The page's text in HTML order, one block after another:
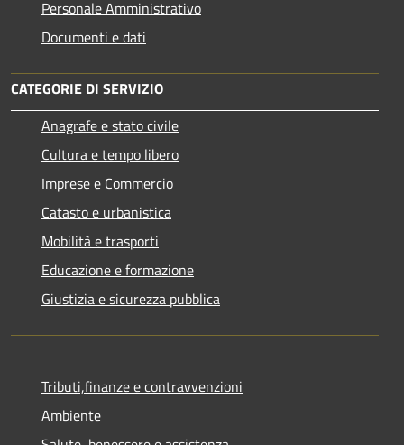
Personale Amministrativo
Documenti e dati
CATEGORIE DI SERVIZIO
Anagrafe e stato civile
Cultura e tempo libero
Imprese e Commercio
Catasto e urbanistica
Mobilità e trasporti
Educazione e formazione
Giustizia e sicurezza pubblica
Tributi,finanze e contravvenzioni
Ambiente